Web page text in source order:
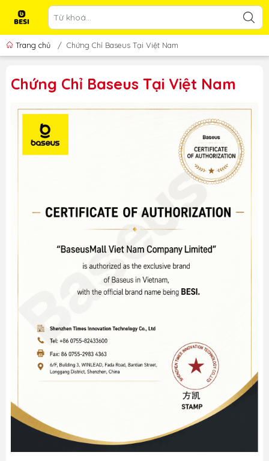
Trang chủ / Chứng Chỉ Baseus Tại Việt Nam
Chứng Chỉ Baseus Tại Việt Nam